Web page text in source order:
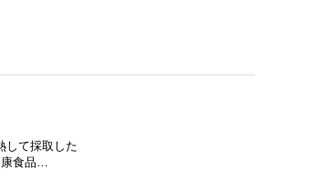
て採取した
康食品…